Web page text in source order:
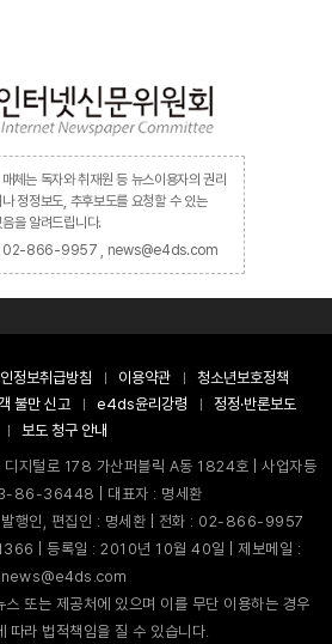
매체는 독자와 취재원 등 뉴스이용자의 권리
정정보도, 추후보도를 요청할 수 있는
을 알려드립니다.
02-866-9957 , news@e4ds.com
정보취급방침 이용약관
청소년보호정책
불만 신고 e4ds윤리강령
정정·반론보도
보도 청구 안내
디지털로 178 가산퍼블릭 A동 1824호 | 사업자등
86-36448 | 대표자 : 명세환
발행인, 편집인 : 명세환 | 전화 : 02-866-9957
| 등록일 : 2010년 10월 40일 | 제보메일 :
news@e4ds.com
또는 제공처에 있으며 이를 무단 이용하는 경우
따라 법적책임을 질 수 있습니다.